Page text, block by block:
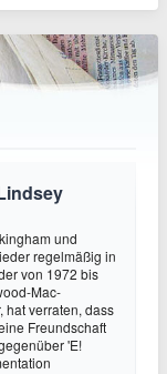
und
regelmäßig in
von 1972 bis
Mac-
hat verraten, dass
Freundschaft
'E!